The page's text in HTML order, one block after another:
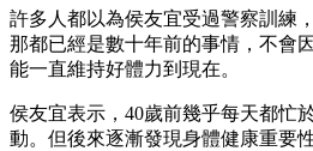
許多人都以為侯友宜受過警察訓練
那都已經是數十年前的事情，不會
能一直維持好體力到現在。
侯友宜表示，40歲前幾乎每天都忙
動。但後來逐漸發現身體健康重要